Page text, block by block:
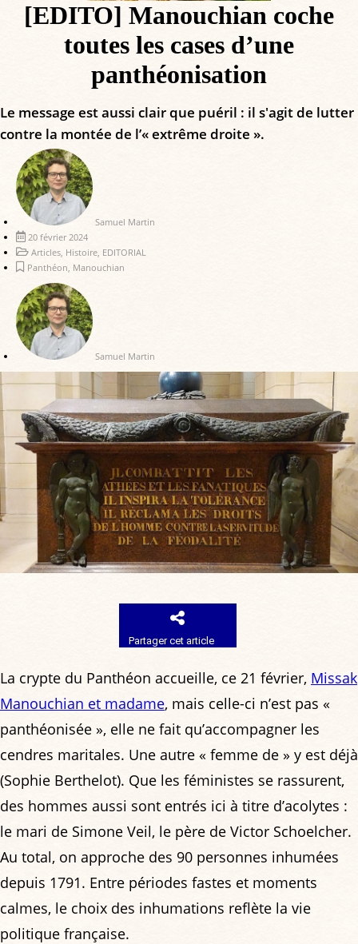
[EDITO] Manouchian coche
toutes les cases d’une
panthéonisation
Le message est aussi clair que puéril : il s'agit de lutter
contre la montée de l’« extrême droite ».
Samuel Martin
20 février 2024
Articles, Histoire, EDITORIAL
Panthéon, Manouchian
Samuel Martin
Partager cet article
La crypte du Panthéon accueille, ce 21 février, Missak
Manouchian et madame, mais celle-ci n’est pas «
panthéonisée », elle ne fait qu’accompagner les
cendres maritales. Une autre « femme de » y est déjà
(Sophie Berthelot). Que les féministes se rassurent,
des hommes aussi sont entrés ici à titre d’acolytes :
le mari de Simone Veil, le père de Victor Schoelcher.
Au total, on approche des 90 personnes inhumées
depuis 1791. Entre périodes fastes et moments
calmes, le choix des inhumations reflète la vie
politique française.